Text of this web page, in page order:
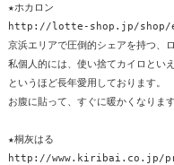
★ホカロン
http://lotte-shop.jp/shop/
京浜エリアで圧倒的シェアを持つ、
私個人的には、使い捨てカイロとい
というほど長年愛用しております。
お腹に貼って、すぐに暖かくなりま
★桐灰はる
http://www.kiribai.co.jp/